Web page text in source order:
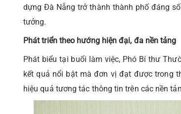
dựng Đà Nẵng trở thành thành phố đáng
tưởng.
Phát triển theo hướng hiện đại, đa nền tảng
Phát biểu tại buổi làm việc, Phó Bí thư
kết quả nổi bật mà đơn vị đạt được trong
hiệu quả tương tác thông tin trên các nền